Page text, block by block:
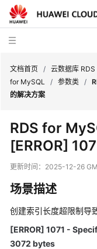
产
品
介
费
说
明
文档首页 / 云数据库 RDS
for MySQL / 参数类 /
的解决方案
RDS for
[ERROR]
更新时间： 2025-12-26
场景描述
创建索引长度超限制导
[ERROR] 1071 -
3072 bytes